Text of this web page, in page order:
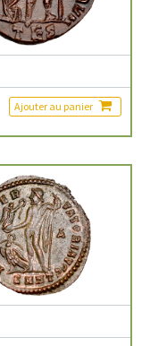
Ajouter au panier